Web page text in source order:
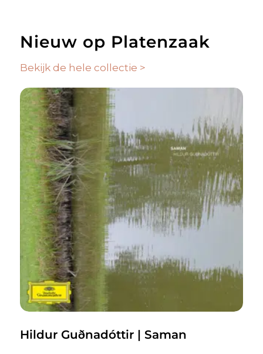
Nieuw op Platenzaak
Bekijk de hele collectie >
Hildur Guðnadóttir | Saman